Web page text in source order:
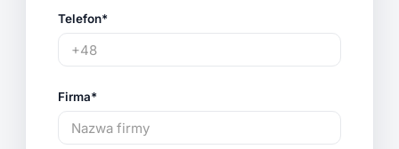
Telefon*
Firma*